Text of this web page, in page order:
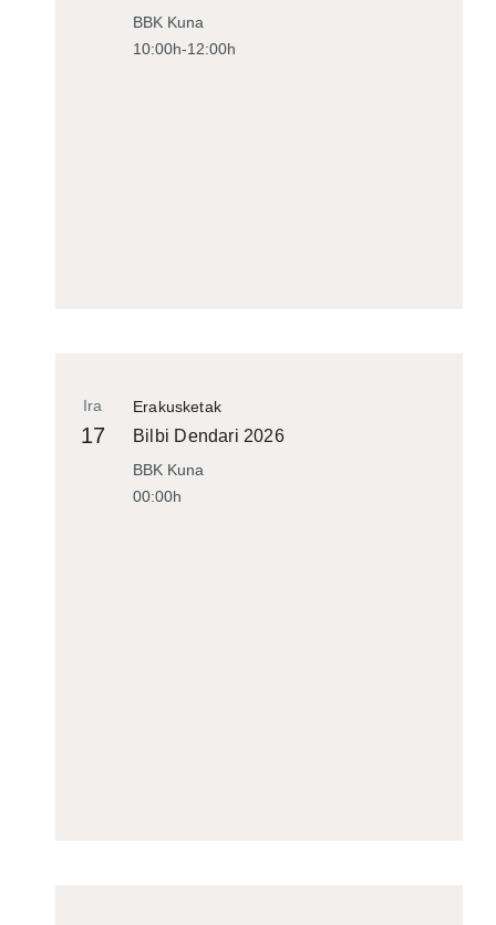
BBK Kuna
10:00h-12:00h
Erakusketak
Ira
17 Bilbi Dendari 2026
BBK Kuna
00:00h